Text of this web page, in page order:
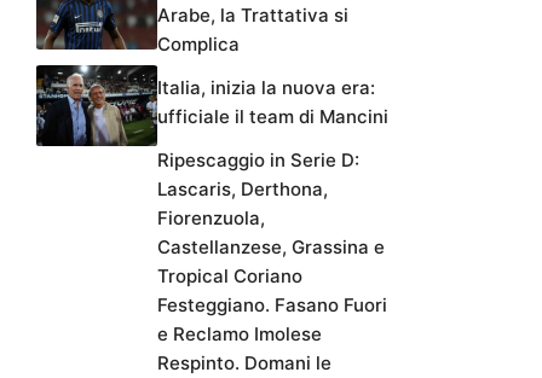
Arabe, la Trattativa si
Complica
Italia, inizia la nuova era:
ufficiale il team di Mancini
Ripescaggio in Serie D:
Lascaris, Derthona,
Fiorenzuola,
Castellanzese, Grassina e
Tropical Coriano
Festeggiano. Fasano Fuori
e Reclamo Imolese
Respinto. Domani le